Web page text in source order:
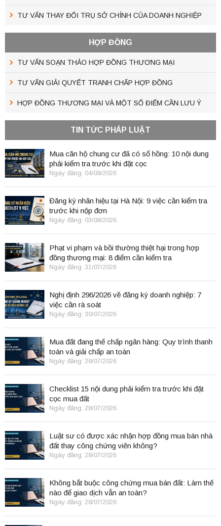
TƯ VẤN THAY ĐỔI TRỤ SỞ CHÍNH CỦA DOANH NGHIỆP
HỢP ĐỒNG
TƯ VẤN SOẠN THẢO HỢP ĐỒNG THƯƠNG MẠI
TƯ VẤN GIẢI QUYẾT TRANH CHẤP HỢP ĐỒNG
HỢP ĐỒNG THƯƠNG MẠI VÀ MỘT SỐ ĐIỂM CẦN LƯU Ý
TIN TỨC PHÁP LUẬT
Mua căn hộ chung cư đã có sổ hồng: 10 nội dung
phải kiểm tra trước khi đặt cọc
Ngày đăng: 04/08/2026
Đăng ký nhãn hiệu tại Hà Nội: 9 việc cần kiểm tra
trước khi nộp đơn
Ngày đăng: 03/08/2026
Phạt vi phạm và bồi thường thiệt hại trong hợp
đồng thương mại: 8 điểm cần kiểm tra
Ngày đăng: 31/07/2026
Nghị định 296/2026 về đăng ký doanh nghiệp: 7
việc cần rà soát
Ngày đăng: 30/07/2026
Mua đất đang thế chấp ngân hàng: Quy trình thanh
toán và giải chấp an toàn
Ngày đăng: 28/07/2026
Checklist 15 nội dung phải kiểm tra trước khi đặt
cọc mua đất
Ngày đăng: 28/07/2026
Luật sư có được xác nhận hợp đồng mua bán nhà
đất thay công chứng viên không?
Ngày đăng: 28/07/2026
Không bắt buộc công chứng mua bán đất: Làm thế
nào để giao dịch vẫn an toàn?
Ngày đăng: 28/07/2026